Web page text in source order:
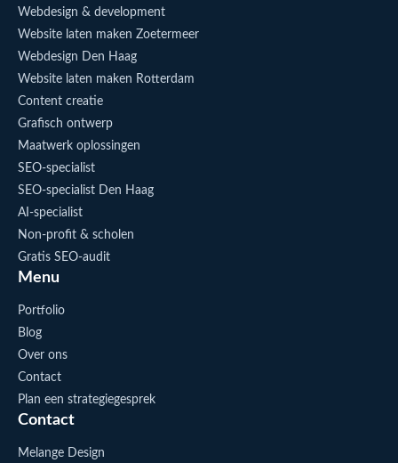
Webdesign & development
Website laten maken Zoetermeer
Webdesign Den Haag
Website laten maken Rotterdam
Content creatie
Grafisch ontwerp
Maatwerk oplossingen
SEO-specialist
SEO-specialist Den Haag
AI-specialist
Non-profit & scholen
Gratis SEO-audit
Menu
Portfolio
Blog
Over ons
Contact
Plan een strategiegesprek
Contact
Melange Design